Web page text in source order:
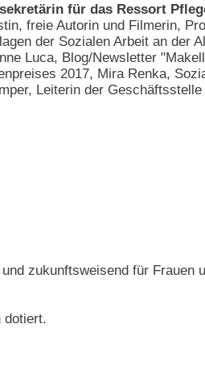
für das Ressort
freie Autorin und Filmerin,
der Sozialen Arbeit an der
Luca, Blog/Newsletter
2017, Mira Renka,
Leiterin der
zukunftsweisend für Frauen
dotiert.